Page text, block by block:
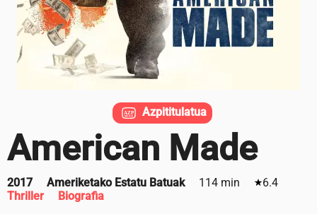
American Made
2017 Ameriketako Estatu Batuak 114 min
6.4
Thriller
Biografia
Azpititulatua